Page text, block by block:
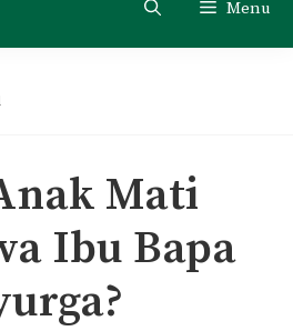
Menu
Mati
Ibu Bapa